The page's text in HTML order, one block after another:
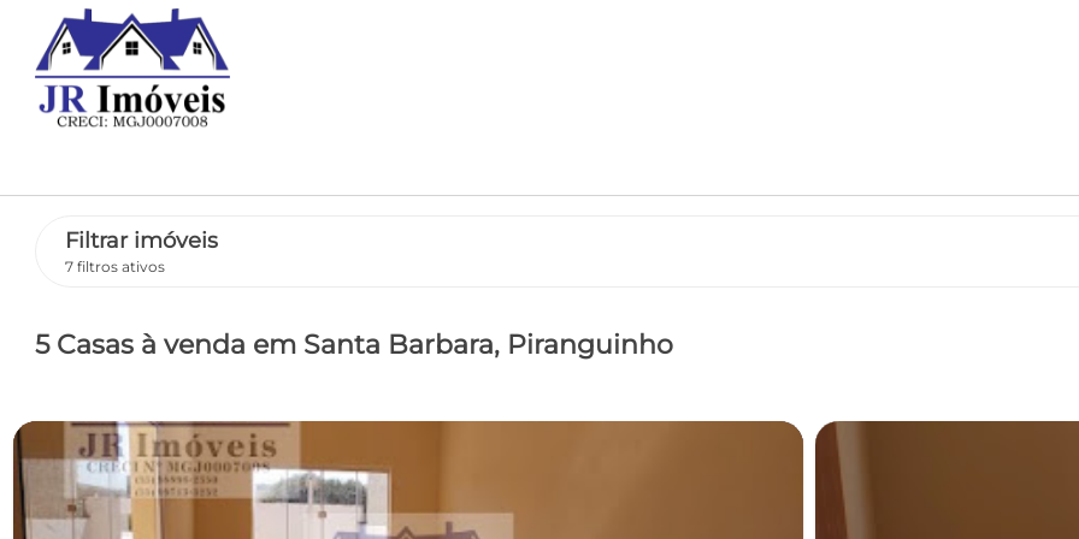
Filtrar imóveis
7 filtros ativos
5 Casas à venda em Santa Barbara, Piranguinho